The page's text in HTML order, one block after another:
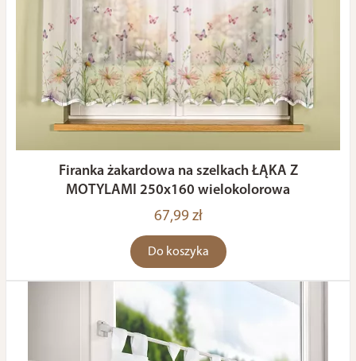
Firanka żakardowa na szelkach ŁĄKA Z
MOTYLAMI 250x160 wielokolorowa
67,99 zł
Do koszyka